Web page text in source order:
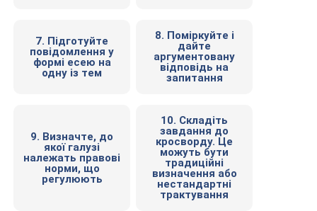
7. Підготуйте
повідомлення у
формі есею на
одну із тем
8. Поміркуйте і
дайте
аргументовану
відповідь на
запитання
9. Визначте, до
якої галузі
належать правові
норми, що
регулюють
10. Складіть
завдання до
кросворду. Це
можуть бути
традиційні
визначення або
нестандартні
трактування